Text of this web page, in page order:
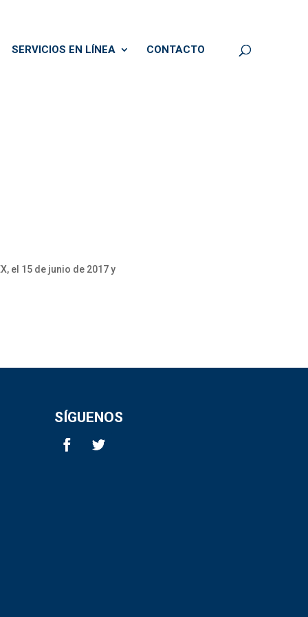
SERVICIOS EN LÍNEA CONTACTO
el 15 de junio de 2017 y
SÍGUENOS